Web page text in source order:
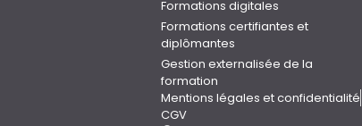
Formations digitales
Formations certifiantes et
diplômantes
Gestion externalisée de la
formation
Mentions légales et confidentialité
CGV